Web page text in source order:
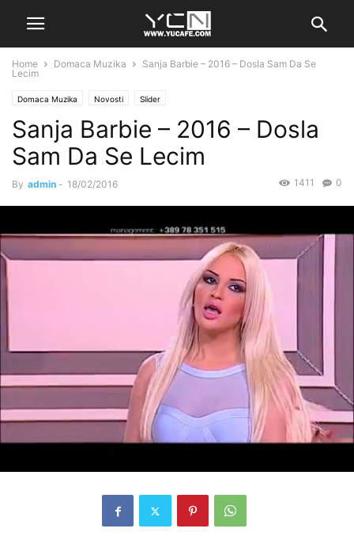
Home Domaca Muzika
Sanja Barbie – 2016 – Dosla Sam Da Se
Lecim
Domaca Muzika Novosti Slider
Sanja Barbie – 2016 – Dosla
Sam Da Se Lecim
By admin - 18/02/2016 0
1411